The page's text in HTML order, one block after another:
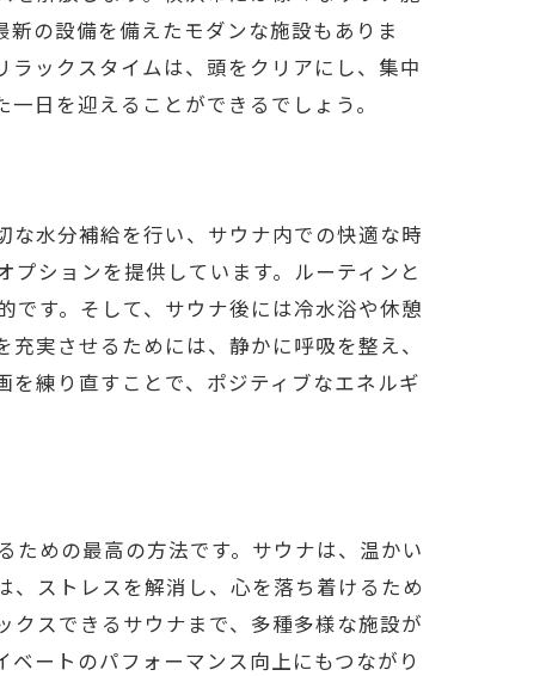
の設備を備えたモダンな施設もありま
ックスタイムは、頭をクリアにし、集中
日を迎えることができるでしょう。
水分補給を行い、サウナ内での快適な時
ションを提供しています。ルーティンと
です。そして、サウナ後には冷水浴や休憩
実させるためには、静かに呼吸を整え、
練り直すことで、ポジティブなエネルギ
めの最高の方法です。サウナは、温かい
ストレスを解消し、心を落ち着けるため
スできるサウナまで、多種多様な施設が
ートのパフォーマンス向上にもつながり